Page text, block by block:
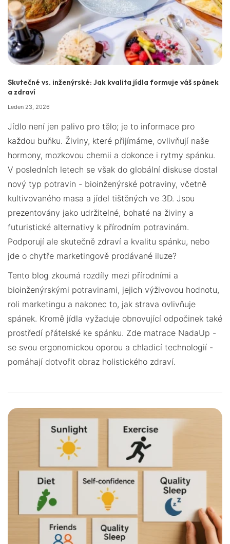
Skutečné vs. inženýrské: Jak kvalita jídla formuje váš spánek
a zdraví
Leden 23, 2026
Jídlo není jen palivo pro tělo; je to informace pro
každou buňku. Živiny, které přijímáme, ovlivňují naše
hormony, mozkovou chemii a dokonce i rytmy spánku.
V posledních letech se však do globální diskuse dostal
nový typ potravin - bioinženýrské potraviny, včetně
kultivovaného masa a jídel tištěných ve 3D. Jsou
prezentovány jako udržitelné, bohaté na živiny a
futuristické alternativy k přírodním potravinám.
Podporují ale skutečně zdraví a kvalitu spánku, nebo
jde o chytře marketingově prodávané iluze?
Tento blog zkoumá rozdíly mezi přírodními a
bioinženýrskými potravinami, jejich výživovou hodnotu,
roli marketingu a nakonec to, jak strava ovlivňuje
spánek. Kromě jídla vyžaduje obnovující odpočinek také
prostředí přátelské ke spánku. Zde matrace NadaUp -
se svou ergonomickou oporou a chladicí technologií -
pomáhají dotvořit obraz holistického zdraví.